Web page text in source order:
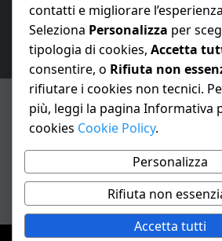
E-mail:
ANNO XXIII – Testata
487 del 20/9/2002 – Dir. resp.
Avviso IA: alcuni articoli di
realizzati con il supporto di
artificiale con supervisione e
Informativa privacy e
contatti e migliorare
Seleziona Personalizza per
tipologia di cookies, Accetta
consentire, o Rifiuta non
rifiutare i cookies non tecnici.
più, leggi la pagina Informativa
cookies Cookie Policy.
Personalizza
Rifiuta non
Accetta tutti